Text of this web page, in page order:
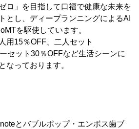
ロ」を目指して口福で健康な未来を
とし、ディープランニングによるAI
を駆使しています。
用15％OFF、二人セット
セット30％OFFなど生活シーンに
なっております。
とバブルポップ・エンボス歯ブ